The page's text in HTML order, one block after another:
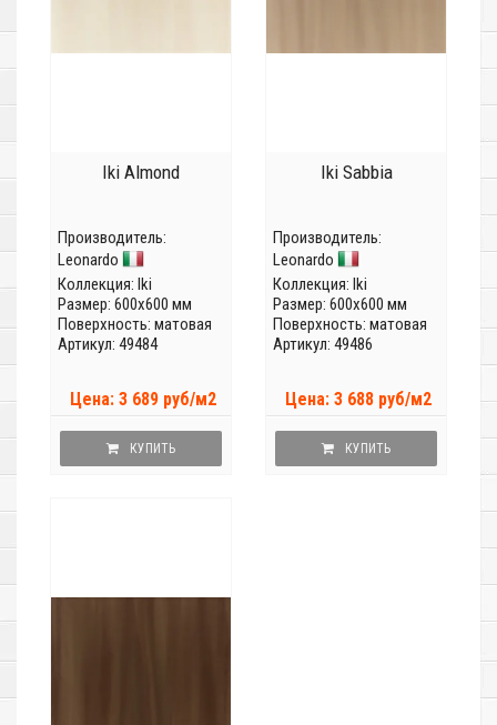
Iki Almond
Производитель:
Leonardo
Коллекция: Iki
Размер: 600x600 мм
Поверхность: матовая
Артикул: 49484
Цена: 3 689 руб/м2
КУПИТЬ
Iki Sabbia
Производитель:
Leonardo
Коллекция: Iki
Размер: 600x600 мм
Поверхность: матовая
Артикул: 49486
Цена: 3 688 руб/м2
КУПИТЬ